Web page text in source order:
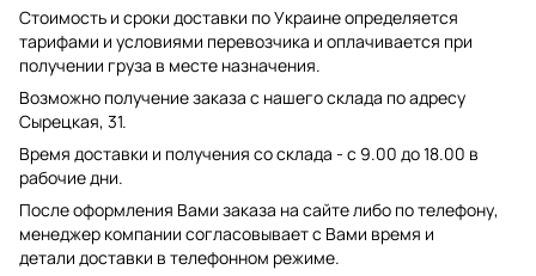
Стоимость и сроки доставки по Украине определяется
тарифами и условиями перевозчика и оплачивается при
получении груза в месте назначения.
Возможно получение заказа с нашего склада по адресу
Сырецкая, 31.
Время доставки и получения со склада - с 9.00 до 18.00 в
рабочие дни.
После оформления Вами заказа на сайте либо по телефону,
менеджер компании согласовывает с Вами время и
детали доставки в телефонном режиме.